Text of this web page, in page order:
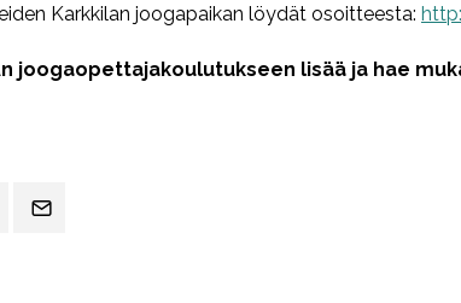
Karkkilan joogapaikan löydät osoitteesta:
joogaopettajakoulutukseen lisää ja hae